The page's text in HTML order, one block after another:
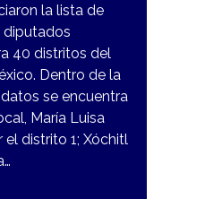
la lista de
diputados
40 distritos del
Dentro de la
se encuentra
María Luisa
el distrito 1; Xóchitl